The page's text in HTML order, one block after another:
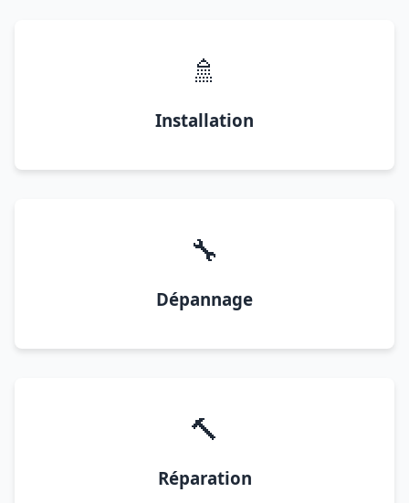
🚿
Installation
🔧
Dépannage
🔨
Réparation